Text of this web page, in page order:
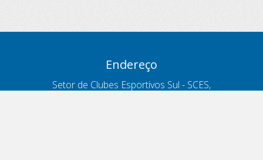
Endereço
Setor de Clubes Esportivos Sul - SCES,